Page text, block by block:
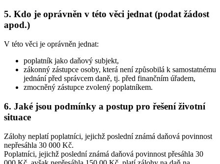
5. Kdo je oprávněn v této věci jednat (podat žádost
apod.)
V této věci je oprávněn jednat:
poplatník jako daňový subjekt,
zákonný zástupce osoby, která není způsobilá k samostatnému
jednání před správcem daně, tj. před finančním úřadem,
zmocněný zástupce zvolený poplatníkem.
6. Jaké jsou podmínky a postup pro řešení životní
situace
Zálohy neplatí poplatníci, jejichž poslední známá daňová povinnost
nepřesáhla 30 000 Kč.
Poplatníci, jejichž poslední známá daňová povinnost přesáhla 30